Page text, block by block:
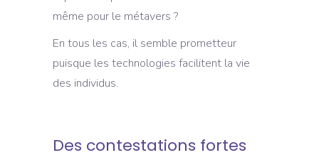
même pour le métavers ?
En tous les cas, il semble prometteur
puisque les technologies facilitent la vie
des individus.
Des contestations fortes